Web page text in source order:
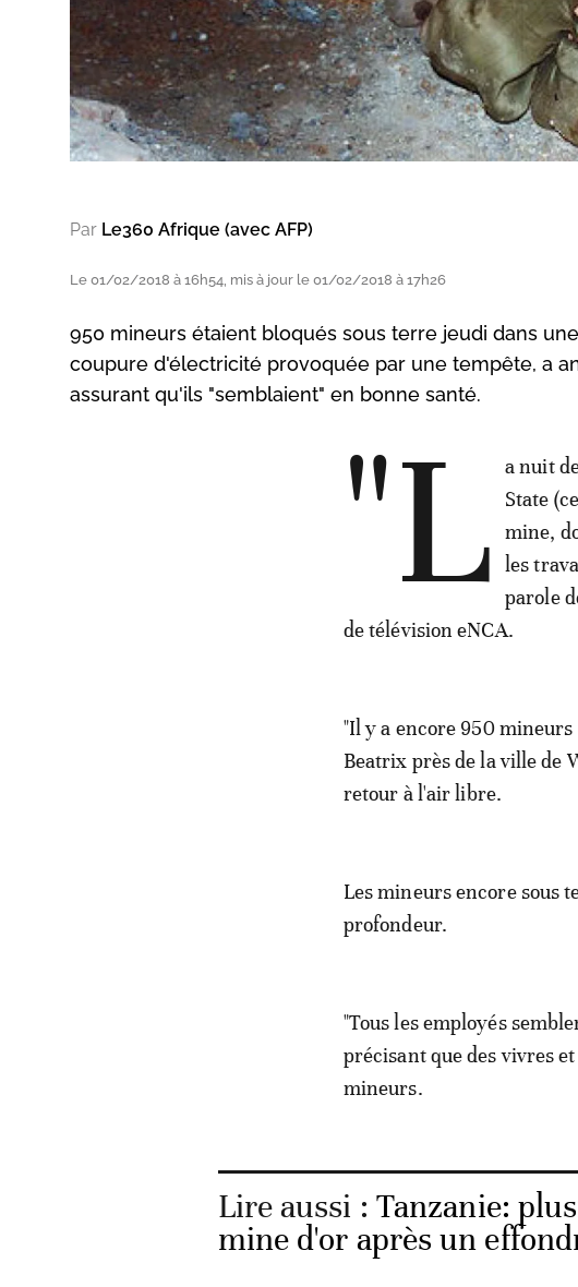
Par Le360 Afrique (avec AFP)
Le 01/02/2018 à 16h54, mis à jour le 01/02/2018 à 17h26
950 mineurs étaient bloqués sous terre jeudi dans
coupure d'électricité provoquée par une tempête, a
assurant qu'ils "semblaient" en bonne santé.
"L
a nuit
State
mine,
les
parole
de télévision eNCA.
"Il y a encore 950
Beatrix près de la ville de
retour à l'air libre.
Les mineurs encore sous
profondeur.
"Tous les employés
précisant que des vivres
mineurs.
Lire aussi : Tanzanie:
mine d'or après un